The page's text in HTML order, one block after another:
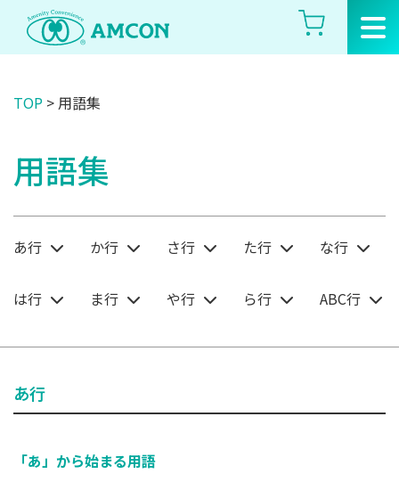
Skip
the
TOP > 用語集
用語集
あ行 か行 さ行 た行 な行
は行 ま行 や行 ら行 ABC行
あ行
「あ」から始まる用語